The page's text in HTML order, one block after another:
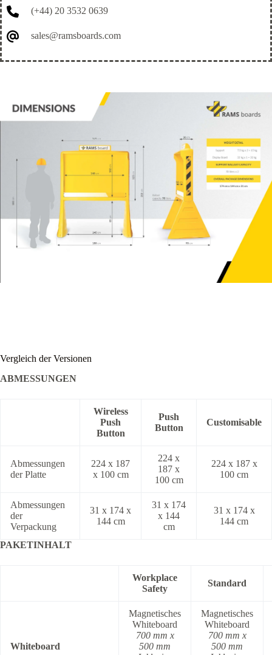
(+44) 20 3532 0639
sales@ramsboards.com
Vergleich der Versionen
ABMESSUNGEN
Wireless
Push
Button
Push
Button
Customisable
Abmessungen
der Platte
224 x 187
x 100 cm
224 x
187 x
100 cm
224 x 187 x
100 cm
Abmessungen
der
Verpackung
31 x 174 x
144 cm
31 x 174
x 144
cm
31 x 174 x
144 cm
PAKETINHALT
Workplace
Safety
Standard
Whiteboard
Magnetisches
Whiteboard
700 mm x
500 mm
Magnetisches
Whiteboard
700 mm x
500 mm